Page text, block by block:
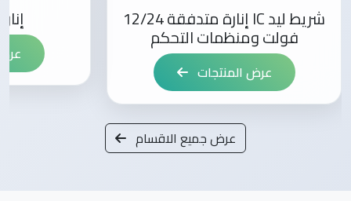
شريط ليد IC إنارة متدفقة 12/24
فولت ومنظمات التحكم
عرض المنتجات
عرض جميع الاقسام